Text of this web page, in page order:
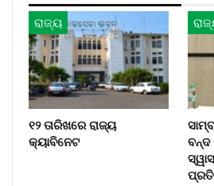
ରାଜ୍ୟ
୧୨ ତାରିଖରେ ରାଜ୍ୟ
କ୍ୟାବିନେଟ